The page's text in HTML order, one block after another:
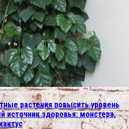
растения повысить уровень
источник здоровья: монстера,